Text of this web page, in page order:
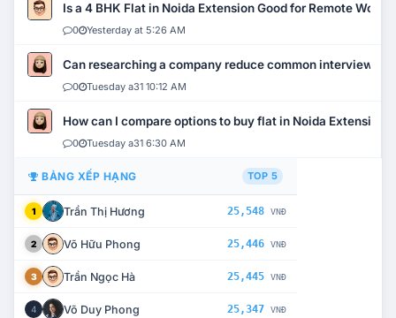
Is a 4 BHK Flat in Noida Extension Good for Remote Work?
0 Yesterday at 5:26 AM
Can researching a company reduce common interview
0 Tuesday a31 10:12 AM
How can I compare options to buy flat in Noida Extension?
0 Tuesday a31 6:30 AM
BẢNG XẾP HẠNG TOP 5
1 Trần Thị Hương 25,548 VNĐ
2 Võ Hữu Phong 25,446 VNĐ
3 Trần Ngọc Hà 25,445 VNĐ
4 Võ Duy Phong 25,347 VNĐ